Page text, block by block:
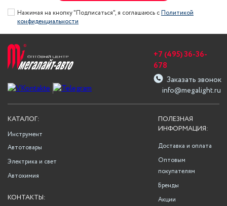
Нажимая на кнопку "Подписаться", я соглашаюсь сПолитикой
конфиденциальности
info@megalight.ru
+7 (495) 36-36-
678
Заказать звонок
ПОЛЕЗНАЯ
ИНФОРМАЦИЯ:
Доставка и оплата
Оптовым
покупателям
Бренды
Акции
КАТАЛОГ:
Инструмент
Автотовары
Электрика и свет
Автохимия
КОНТАКТЫ: